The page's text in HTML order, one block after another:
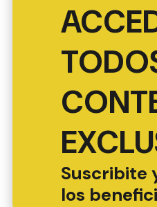
Suscribite
los